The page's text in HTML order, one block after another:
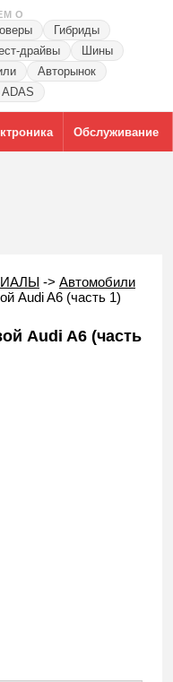
О
Гибриды
драйвы
Шины
Авторынок
Обслуживание
-> Автомобили
Audi A6 (часть 1)
Audi A6 (часть